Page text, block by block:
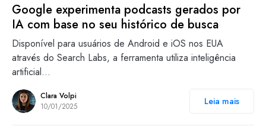
Google experimenta podcasts gerados por
IA com base no seu histórico de busca
Disponível para usuários de Android e iOS nos EUA
através do Search Labs, a ferramenta utiliza inteligência
artificial…
Clara Volpi
10/01/2025
Leia mais